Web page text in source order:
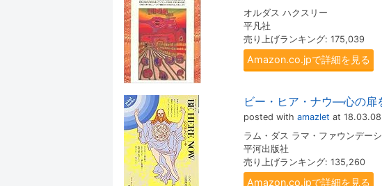
オルダス ハクスリー
平凡社
売り上げランキング: 175,039
Amazon.co.jpで詳細を見る
ビー・ヒア・ナウ―心の
posted with amazlet at 18.03.08
ラム・ダス ラマ・ファウンデー
平河出版社
売り上げランキング: 135,260
Amazon.co.jpで詳細を見る